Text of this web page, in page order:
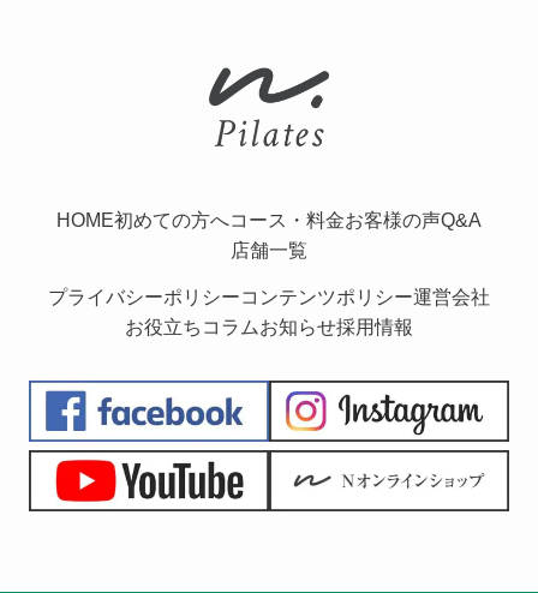
HOME初めての方へコース・料金お客様の声Q&A
店舗一覧
プライバシーポリシーコンテンツポリシー運営会社
お役立ちコラム お知らせ採用情報